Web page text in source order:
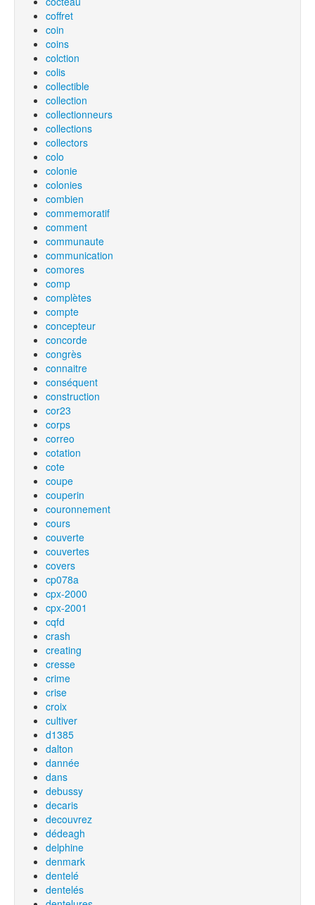
coffret
coin
coins
colction
colis
collectible
collection
collectionneurs
collections
collectors
colo
colonie
colonies
combien
commemoratif
comment
communaute
communication
comores
comp
complètes
compte
concepteur
concorde
congrès
connaitre
conséquent
construction
cor23
corps
correo
cotation
cote
coupe
couperin
couronnement
cours
couverte
couvertes
covers
cp078a
cpx-2000
cpx-2001
cqfd
crash
creating
cresse
crime
crise
croix
cultiver
d1385
dalton
dannée
dans
debussy
decaris
decouvrez
dédeagh
delphine
denmark
dentelé
dentelés